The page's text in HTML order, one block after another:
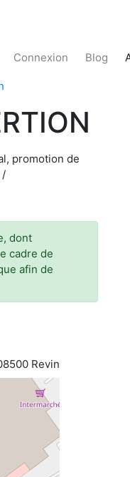
Connexion Blog
promotion de
/
dont
cadre de
afin de
Revin